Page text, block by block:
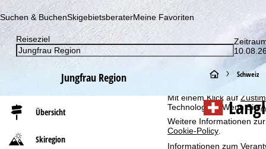
Cookie-Hinweis
Für ein optimales
auch mit unseren
Browserinformationen
individualisierten
auch die
Mit einem Klick auf
Technologien. Wenn Sie
Weitere Informationen
Cookie-Policy
Informationen zum
Suchen & BuchenSkigebietsberaterMeine Favoriten
Reiseziel
Jungfrau Region
Übersicht
Skiregion
S
t
a
r
Schweiz